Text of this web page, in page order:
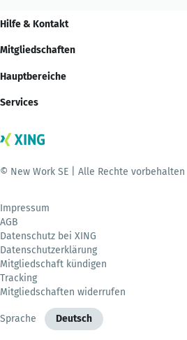
Hilfe & Kontakt
Mitgliedschaften
Hauptbereiche
Services
© New Work SE | Alle Rechte vorbehalten
Impressum
AGB
Datenschutz bei XING
Datenschutzerklärung
Mitgliedschaft kündigen
Tracking
Mitgliedschaften widerrufen
Sprache Deutsch